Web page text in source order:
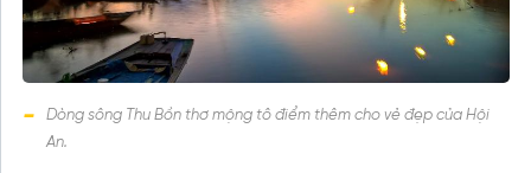
Dòng sông Thu Bồn thơ mộng tô điểm thêm cho vẻ đẹp của Hội
An.